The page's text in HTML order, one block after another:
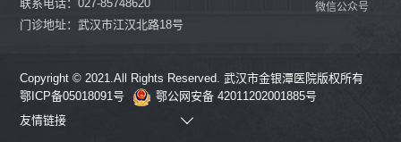
联系电话：027-85748620
门诊地址：武汉市江汉北路18号
微信公众号
Copyright © 2021.All Rights Reserved. 武汉市金银潭医院版权所有
鄂ICP备05018091号
鄂公网安备 42011202001885号
友情链接